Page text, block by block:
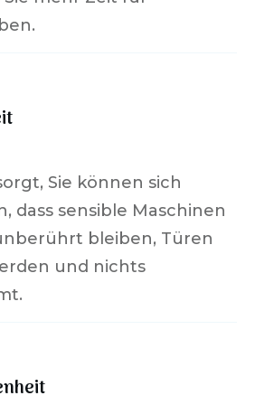
Sie können sich
dass sensible Maschinen
bleiben, Türen
und nichts